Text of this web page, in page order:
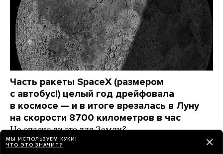
Часть ракеты SpaceX (размером
с автобус!) целый год дрейфовала
в космосе — и в итоге врезалась в Луну
на скорости 8700 километров в час
Не опасно ли это для Земли?
РАЗБОР день назад
МЫ ИСПОЛЬЗУЕМ КУКИ!
ЧТО ЭТО ЗНАЧИТ?